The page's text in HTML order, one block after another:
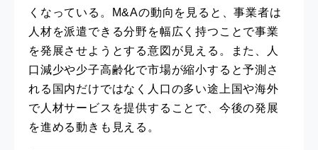
くなっている。M&Aの動向を見ると、事業者は
人材を派遣できる分野を幅広く持つことで事業
を発展させようとする意図が見える。また、人
口減少や少子高齢化で市場が縮小すると予測さ
れる国内だけではなく人口の多い途上国や海外
で人材サービスを提供することで、今後の発展
を進める動きも見える。